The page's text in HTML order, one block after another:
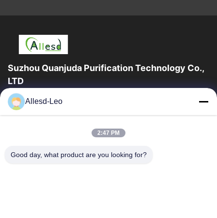
Suzhou Quanjuda Purification Technology Co.,
LTD
a experiência 16years, como um fabricante e um exportador
principais de ESD & produtos da sala de limpeza, nós
Casa
Produtos
Allesd-Leo
2:47 PM
Good day, what product are you looking for?